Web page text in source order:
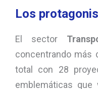
Los
El sector
concentrando más
total con 28
emblemáticas que